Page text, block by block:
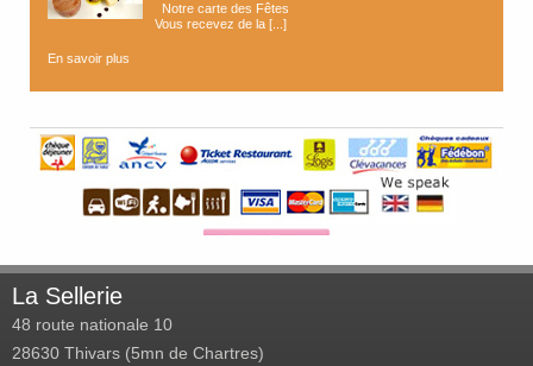
Notre carte des Fêtes
Vous recevez de la [...]
En savoir plus
La Sellerie
48 route nationale 10
28630 Thivars (5mn de Chartres)